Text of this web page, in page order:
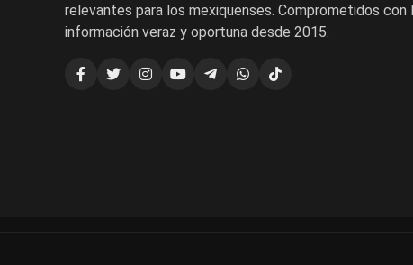
relevantes para los mexiquenses. Comprometidos con
información veraz y oportuna desde 2015.